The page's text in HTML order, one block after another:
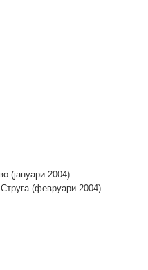
(јануари 2004)
(февруари 2004)